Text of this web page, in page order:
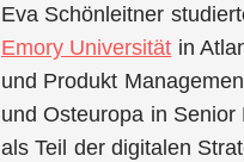
Eva Schönleitner
Emory Universität in
und Produkt
und Osteuropa in
als Teil der digitalen